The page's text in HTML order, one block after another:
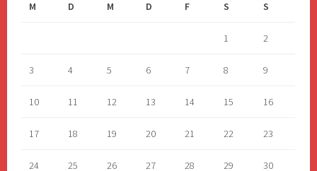
M
D M D F S S
1 2
3 4 5 6 7 8 9
10 11 12 13 14 15 16
17 18 19 20 21 22 23
24 25 26 27 28 29 30